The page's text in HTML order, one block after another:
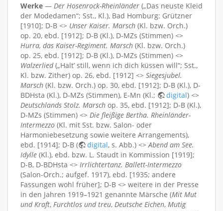
Werke — Der Hosenrock-Rheinländer („Das neuste Kleid
der Modedamen“; Sst., Kl.), Bad Homburg: Grützner
[1910]; D-B <> Unser Kaiser. Marsch (Kl. bzw. Orch.)
op. 20, ebd. [1912]; D-B (Kl.), D-MZs (Stimmen) <>
Hurra, das Kaiser-Regiment. Marsch (Kl. bzw. Orch.)
op. 25, ebd. [1912]; D-B (Kl.), D-MZs (Stimmen) <>
Walzerlied(„Halt’ still, wenn ich dich küssen will“; Sst.,
Kl. bzw. Zither) op. 26, ebd. [1912] <> Siegesjubel.
Marsch (Kl. bzw. Orch.) op. 30, ebd. [1912]; D-B (Kl.), D-
BDHsta (Kl.), D-MZs (Stimmen), E-Mn (Kl.;
digital) <>
Deutschlands Stolz. Marsch op. 35, ebd. [1912]; D-B (Kl.),
D-MZs (Stimmen) <> Die fleißige Bertha. Rheinländer-
Intermezzo (Kl. mit Sst. bzw. Salon- oder
Harmoniebesetzung sowie weitere Arrangements),
ebd. [1914]; D-B (
digital, s. Abb.) <> Abend am See.
Idylle (Kl.), ebd. bzw. L. Staudt in Kommission [1919];
D-B, D-BDHsta <> Irrlichtertanz. Ballett-Intermezzo
(Salon-Orch.; aufgef. 1917), ebd. [1935; andere
Fassungen wohl früher]; D-B <> weitere in der Presse
in den Jahren 1919–1921 genannte Märsche (Mit Mut
und Kraft, Furchtlos und treu, Deutsche Eichen, Mutig